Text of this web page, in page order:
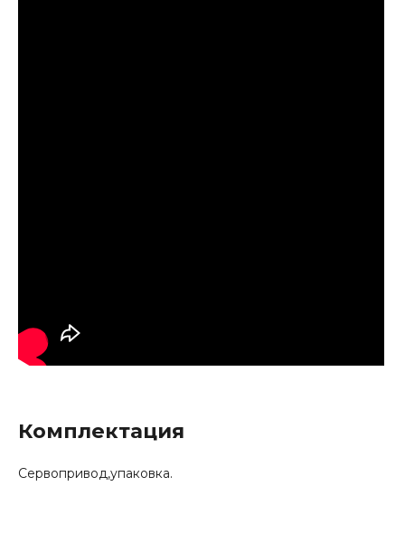
Комплектация
Сервопривод,упаковка.